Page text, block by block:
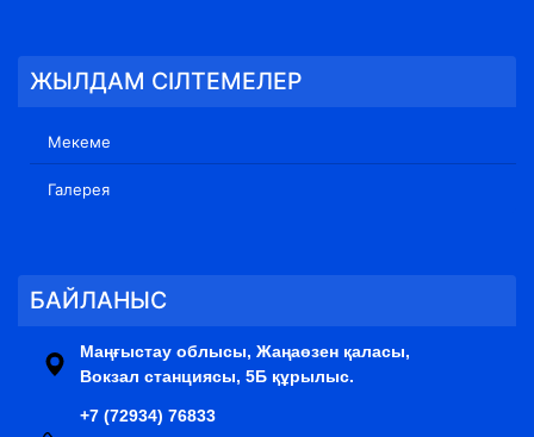
ЖЫЛДАМ СІЛТЕМЕЛЕР
Мекеме
Галерея
БАЙЛАНЫС
Маңғыстау облысы, Жаңаөзен қаласы,
Вокзал станциясы, 5Б құрылыс.
+7 (72934) 76833